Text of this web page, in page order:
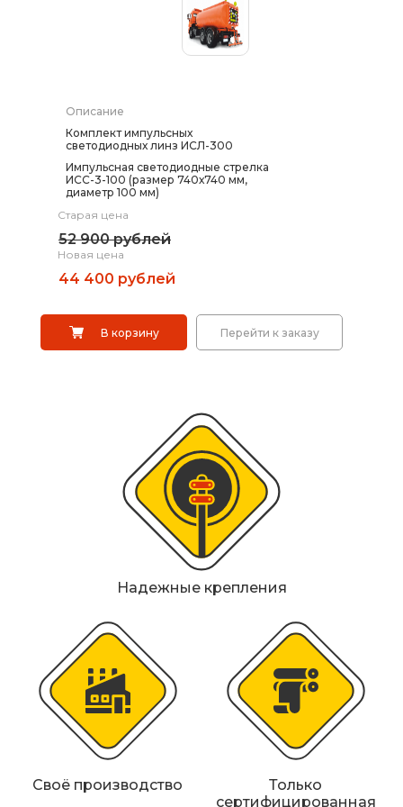
Дорожные системы световой индикации
Сигнальные столбики
Дорожные световозвращатели (катафоты)
Ограждение солдатик.
Сигнальные гирлянды и фонари
Искусственная дорожная неровность (ИДН),
Сферические дорожные зеркала
Светофоры
Светодиодные светофоры T7
Мобильные сигнальные строительные
ограждения
Материалы для дорожной разметки
Знаки безопасности
Знаки магистральных газопроводов
Описание
Комплект импульсных
светодиодных линз ИСЛ-300
Импульсная светодиодные стрелка
ИСС-3-100 (размер 740х740 мм,
диаметр 100 мм)
Старая цена
52 900 рублей
Новая цена
44 400 рублей
В корзину Перейти к заказу
Своё производство
Только
сертифицированная
Надежные крепления